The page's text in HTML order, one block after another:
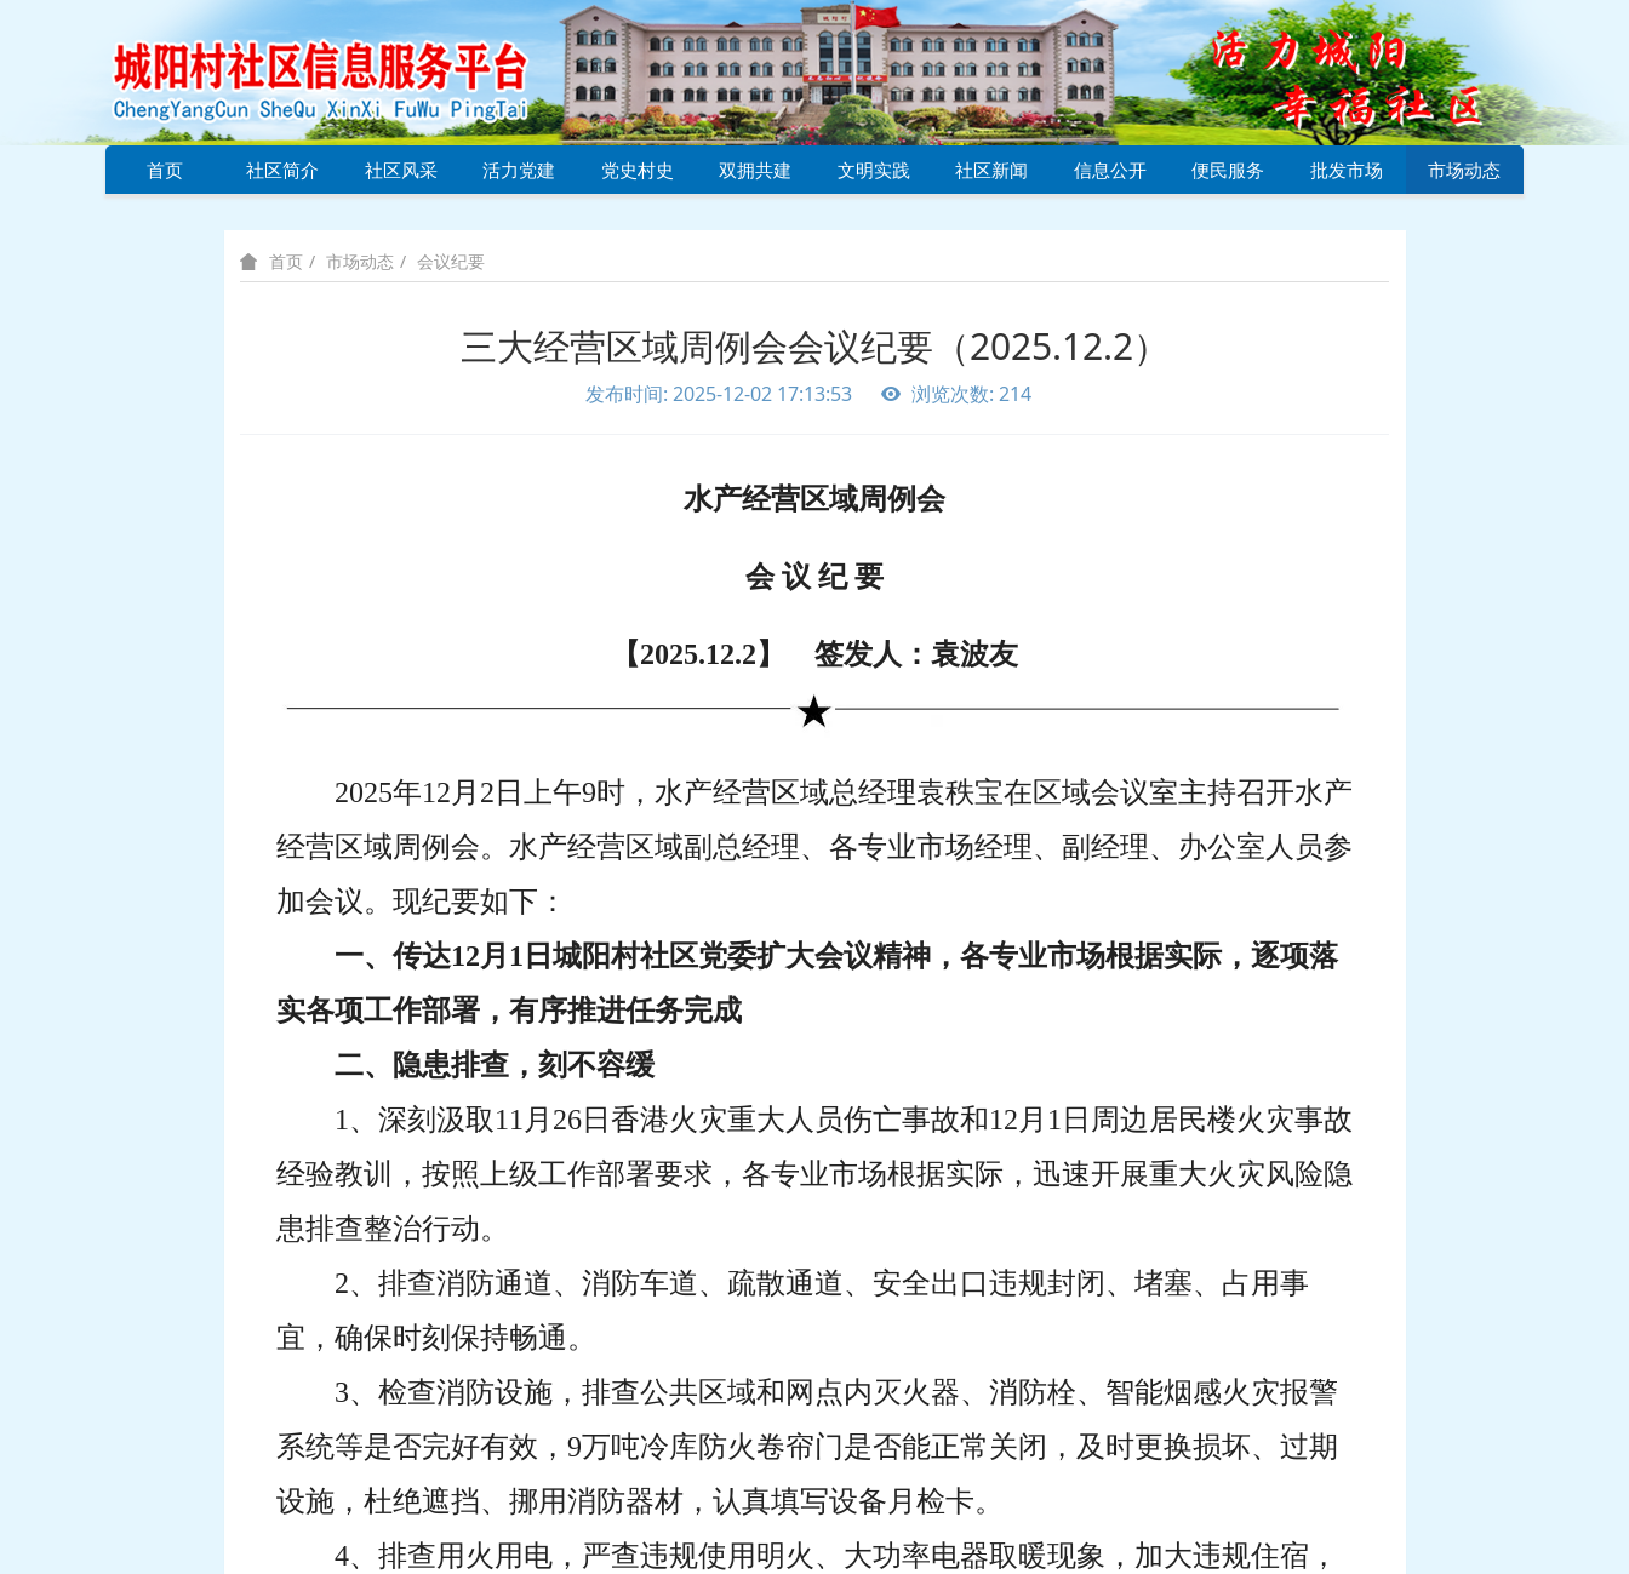
首页 社区简介 社区风采 活力党建 党史村史 双拥共建 文明实践 社区新闻 信息公开 便民服务 批发市场 市场动态
首页 市场动态 会议纪要
三大经营区域周例会会议纪要（2025.12.2）
发布时间: 2025-12-02 17:13:53 浏览次数: 214
水产经营区域周例会
会 议 纪 要
【2025.12.2】 签发人：袁波友
2025年12月2日上午9时，水产经营区域总经理袁秩宝在区域会议室主持召开水产
经营区域周例会。水产经营区域副总经理、各专业市场经理、副经理、办公室人员参
加会议。现纪要如下：
一、传达12月1日城阳村社区党委扩大会议精神，各专业市场根据实际，逐项落
实各项工作部署，有序推进任务完成
二、隐患排查，刻不容缓
1、深刻汲取11月26日香港火灾重大人员伤亡事故和12月1日周边居民楼火灾事故
经验教训，按照上级工作部署要求，各专业市场根据实际，迅速开展重大火灾风险隐
患排查整治行动。
2、排查消防通道、消防车道、疏散通道、安全出口违规封闭、堵塞、占用事
宜，确保时刻保持畅通。
3、检查消防设施，排查公共区域和网点内灭火器、消防栓、智能烟感火灾报警
系统等是否完好有效，9万吨冷库防火卷帘门是否能正常关闭，及时更换损坏、过期
设施，杜绝遮挡、挪用消防器材，认真填写设备月检卡。
4、排查用火用电，严查违规使用明火、大功率电器取暖现象，加大违规住宿，